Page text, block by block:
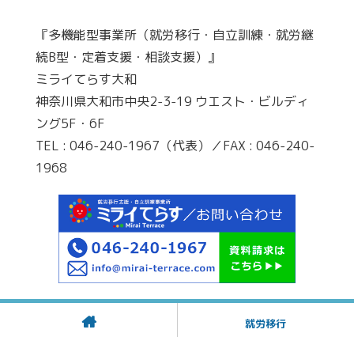
『多機能型事業所（就労移行・自立訓練・就労継
続B型・定着支援・相談支援）』
ミライてらす大和
神奈川県大和市中央2-3-19 ウエスト・ビルディ
ング5F・6F
TEL : 046-240-1967（代表）／FAX : 046-240-
1968
就労移行